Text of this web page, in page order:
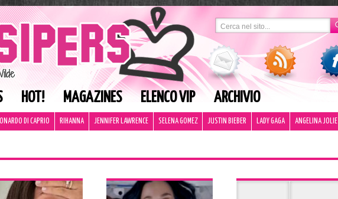
HOT! MAGAZINES ELENCO VIP ARCHIVIO
DI CAPRIO RIHANNA JENNIFER LAWRENCE SELENA GOMEZ JUSTIN BIEBER LADY GAGA ANGELINA JOLIE